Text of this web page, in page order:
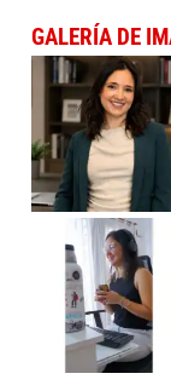
GALERÍA DE